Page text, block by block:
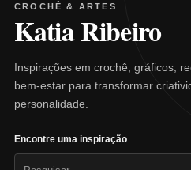
CROCHÊ & ARTES
Katia Ribeiro
Inspirações em crochê, gráficos,
bem-estar para transformar
personalidade.
Encontre uma inspiração